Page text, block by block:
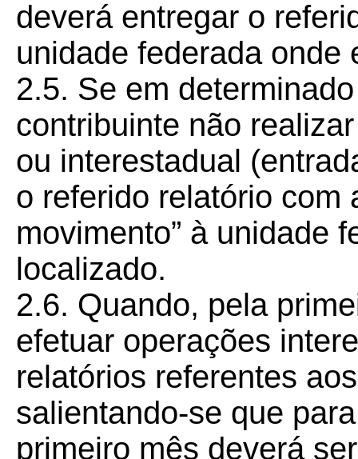
deverá entregar o
unidade federada onde
2.5. Se em
contribuinte não
ou interestadual
o referido relatório com
movimento” à unidade
localizado.
2.6. Quando, pela
efetuar operações
relatórios referentes
salientando-se que
primeiro mês deverá